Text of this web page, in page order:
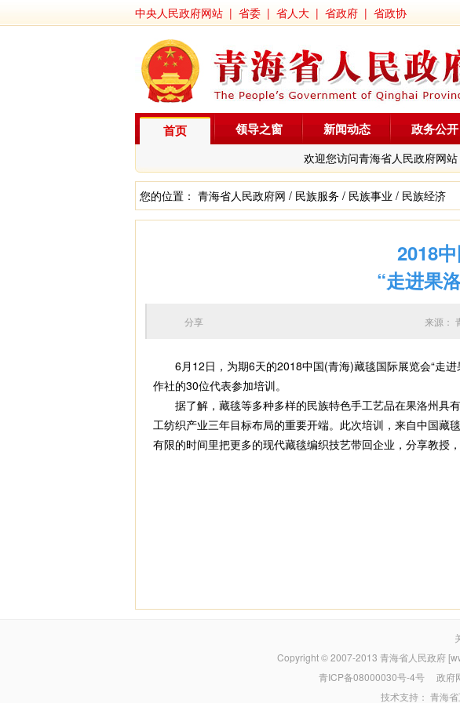
中央人民政府网站 | 省委 | 省人大 | 省政府 | 省政协
首页
欢迎您访问青海省人民政府网
领导之窗 新闻动态 政务公开
您的位置： 青海省人民政府网 / 民族服务 / 民族事业 / 民族经济
2018
“走进果
来源：
分享
6月12日，为期6天的2018中国(青海)藏毯国际展览会“走进
作社的30位代表参加培训。
据了解，藏毯等多种多样的民族特色手工艺品在果洛州具
工纺织产业三年目标布局的重要开端。此次培训，来自中国藏
有限的时间里把更多的现代藏毯编织技艺带回企业，分享教授
Copyright © 2007-2013 青海省人民政府
青ICP备08000030号-4号政府网
技术支持： 青海